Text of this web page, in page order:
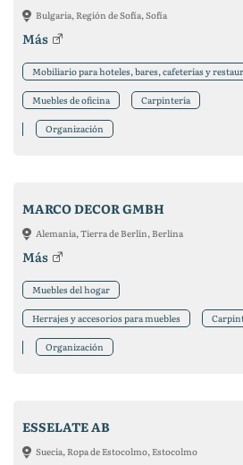
Bulgaria, Región de Sofía, Sofía
Más
Mobiliario para hoteles, bares, cafeterías y
Muebles de oficina Carpintería
Organización
MARCO DECOR GMBH
Alemania, Tierra de Berlín, Berlina
Más
Muebles del hogar
Herrajes y accesorios para muebles
Organización
ESSELATE AB
Suecia, Ropa de Estocolmo, Estocolmo